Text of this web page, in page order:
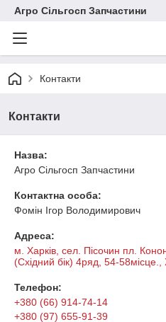
Агро Сільгосп Запчастини
Контакти
Контакти
Назва:
Агро Сільгосп Запчастини
Контактна особа:
Фомін Ігор Володимирович
Адреса:
м. Харків, сел. Пісочин пл.
(Східний бік) 4ряд, 54-58місце.,
Телефон:
+380 (66) 914-74-14
+380 (97) 655-91-39